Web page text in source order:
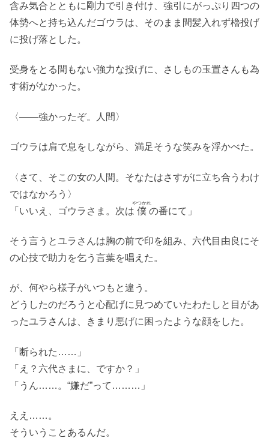
含み気合とともに剛力で引き付け、強引にがっぷり四つの
体勢へと持ち込んだゴウラは、そのまま間髪入れず櫓投げ
に投げ落とした。
受身をとる間もない強力な投げに、さしもの玉置さんも為
す術がなかった。
〈――強かったぞ。人間〉
ゴウラは肩で息をしながら、満足そうな笑みを浮かべた。
〈さて、そこの女の人間。そなたはさすがに立ち合うわけ
ではなかろう〉
「いいえ、ゴウラさま。次は 僕
やつかれ
の番にて」
そう言うとユラさんは胸の前で印を組み、六代目由良にそ
の心技で助力を乞う言葉を唱えた。
が、何やら様子がいつもと違う。
どうしたのだろうと心配げに見つめていたわたしと目があ
ったユラさんは、きまり悪げに困ったような顔をした。
「断られた……」
「え？六代さまに、ですか？」
「うん……。“嫌だ”って………」
ええ……。
そういうことあるんだ。